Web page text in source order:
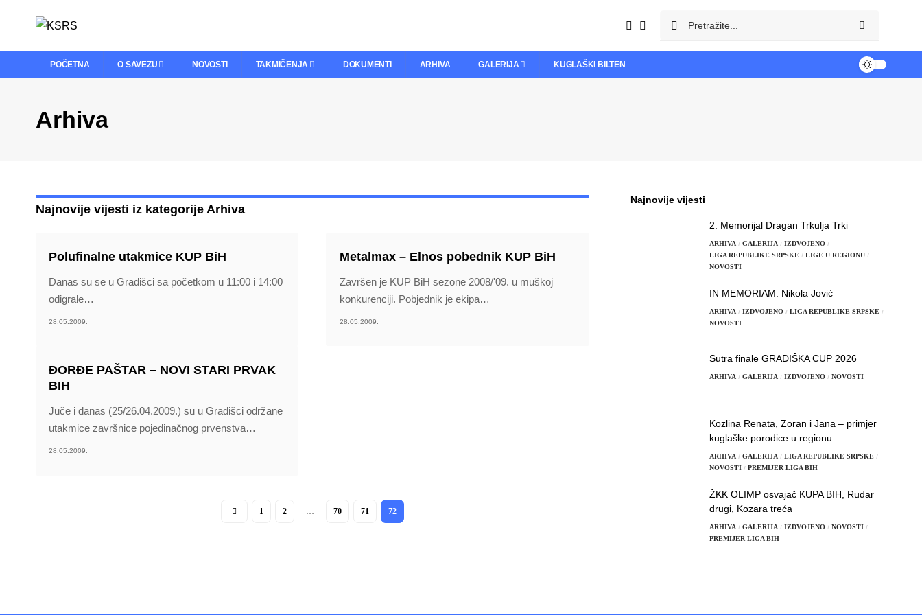
POČETNA O SAVEZU NOVOSTI TAKMIČENJA DOKUMENTI ARHIVA GALERIJA KUGLAŠKI BILTEN
Arhiva
Najnovije vijesti iz kategorije Arhiva
Polufinalne utakmice KUP BiH
Danas su se u Gradišci sa početkom u 11:00 i 14:00
odigrale…
28.05.2009.
Metalmax – Elnos pobednik KUP BiH
Završen je KUP BiH sezone 2008/'09. u muškoj
konkurenciji. Pobjednik je ekipa…
28.05.2009.
ĐORĐE PAŠTAR – NOVI STARI PRVAK
BIH
Juče i danas (25/26.04.2009.) su u Gradišci održane
utakmice završnice pojedinačnog prvenstva…
28.05.2009.
1 2 … 70 71 72
Najnovije vijesti
2. Memorijal Dragan Trkulja Trki
ARHIVA GALERIJA
IZDVOJENO
LIGA REPUBLIKE SRPSKE
LIGE U REGIONU
NOVOSTI
IN MEMORIAM: Nikola Jović
ARHIVA IZDVOJENO
LIGA REPUBLIKE SRPSKE
NOVOSTI
Sutra finale GRADIŠKA CUP 2026
ARHIVA GALERIJA IZDVOJENO NOVOSTI
Kozlina Renata, Zoran i Jana – primjer
kuglaške porodice u regionu
ARHIVA GALERIJA
LIGA REPUBLIKE SRPSKE
NOVOSTI
PREMIJER LIGA BIH
ŽKK OLIMP osvajač KUPA BIH, Rudar
drugi, Kozara treća
ARHIVA GALERIJA IZDVOJENO
NOVOSTI
PREMIJER LIGA BIH